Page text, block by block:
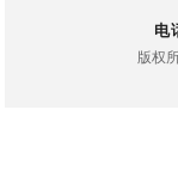
电
版权